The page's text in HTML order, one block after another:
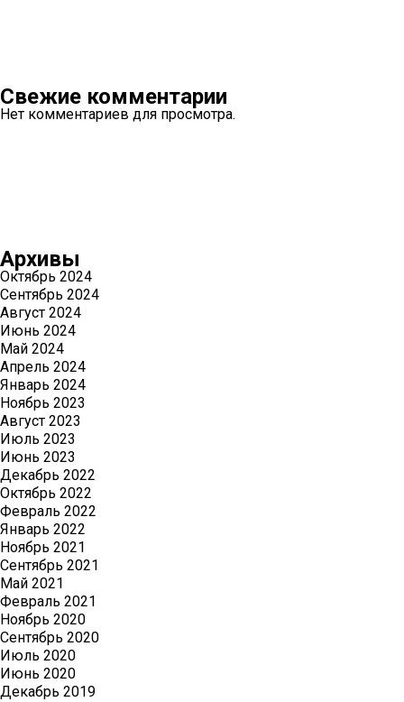
Свежие комментарии
Нет комментариев для просмотра.
Архивы
Октябрь 2024
Сентябрь 2024
Август 2024
Июнь 2024
Май 2024
Апрель 2024
Январь 2024
Ноябрь 2023
Август 2023
Июль 2023
Июнь 2023
Декабрь 2022
Октябрь 2022
Февраль 2022
Январь 2022
Ноябрь 2021
Сентябрь 2021
Май 2021
Февраль 2021
Ноябрь 2020
Сентябрь 2020
Июль 2020
Июнь 2020
Декабрь 2019